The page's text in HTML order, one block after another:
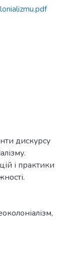
дискурсу
і практики
,